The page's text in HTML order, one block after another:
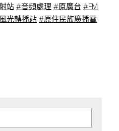
站 #音頻處理 #原廣台 #FM
光轉播站 #原住民族廣播電